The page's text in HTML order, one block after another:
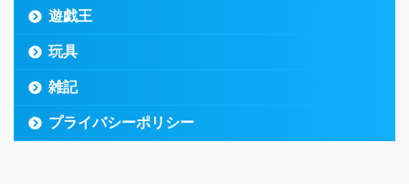
遊戯王
玩具
雑記
プライバシーポリシー